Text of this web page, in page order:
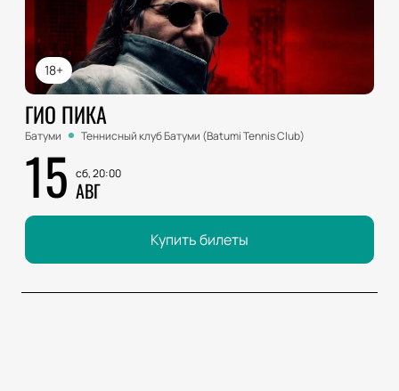
18+
ГИО ПИКА
Батуми Теннисный клуб Батуми (Batumi Tennis Club)
15 сб, 20:00
АВГ
Купить билеты